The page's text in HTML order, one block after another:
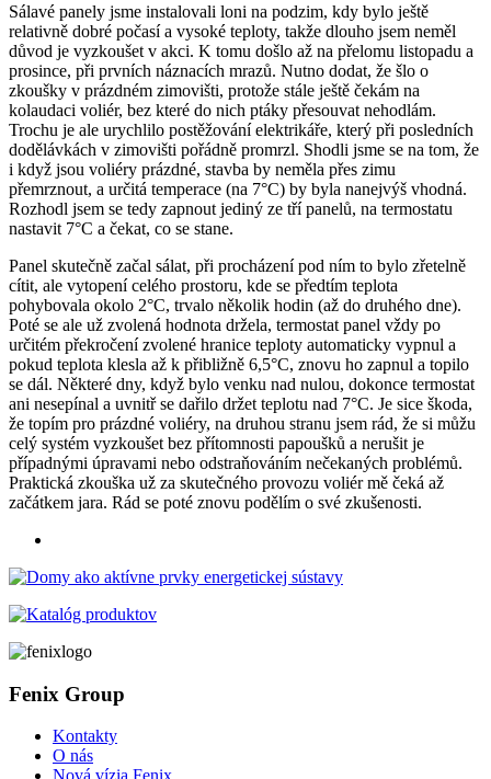
Sálavé panely jsme instalovali loni na podzim, kdy bylo ještě
relativně dobré počasí a vysoké teploty, takže dlouho jsem neměl
důvod je vyzkoušet v akci. K tomu došlo až na přelomu listopadu a
prosince, při prvních náznacích mrazů. Nutno dodat, že šlo o
zkoušky v prázdném zimovišti, protože stále ještě čekám na
kolaudaci voliér, bez které do nich ptáky přesouvat nehodlám.
Trochu je ale urychlilo postěžování elektrikáře, který při posledních
dodělávkách v zimovišti pořádně promrzl. Shodli jsme se na tom, že
i když jsou voliéry prázdné, stavba by neměla přes zimu
přemrznout, a určitá temperace (na 7°C) by byla nanejvýš vhodná.
Rozhodl jsem se tedy zapnout jediný ze tří panelů, na termostatu
nastavit 7°C a čekat, co se stane.
Panel skutečně začal sálat, při procházení pod ním to bylo zřetelně
cítit, ale vytopení celého prostoru, kde se předtím teplota
pohybovala okolo 2°C, trvalo několik hodin (až do druhého dne).
Poté se ale už zvolená hodnota držela, termostat panel vždy po
určitém překročení zvolené hranice teploty automaticky vypnul a
pokud teplota klesla až k přibližně 6,5°C, znovu ho zapnul a topilo
se dál. Některé dny, když bylo venku nad nulou, dokonce termostat
ani nesepínal a uvnitř se dařilo držet teplotu nad 7°C. Je sice škoda,
že topím pro prázdné voliéry, na druhou stranu jsem rád, že si můžu
celý systém vyzkoušet bez přítomnosti papoušků a nerušit je
případnými úpravami nebo odstraňováním nečekaných problémů.
Praktická zkouška už za skutečného provozu voliér mě čeká až
začátkem jara. Rád se poté znovu podělím o své zkušenosti.
Fenix Group
Kontakty
O nás